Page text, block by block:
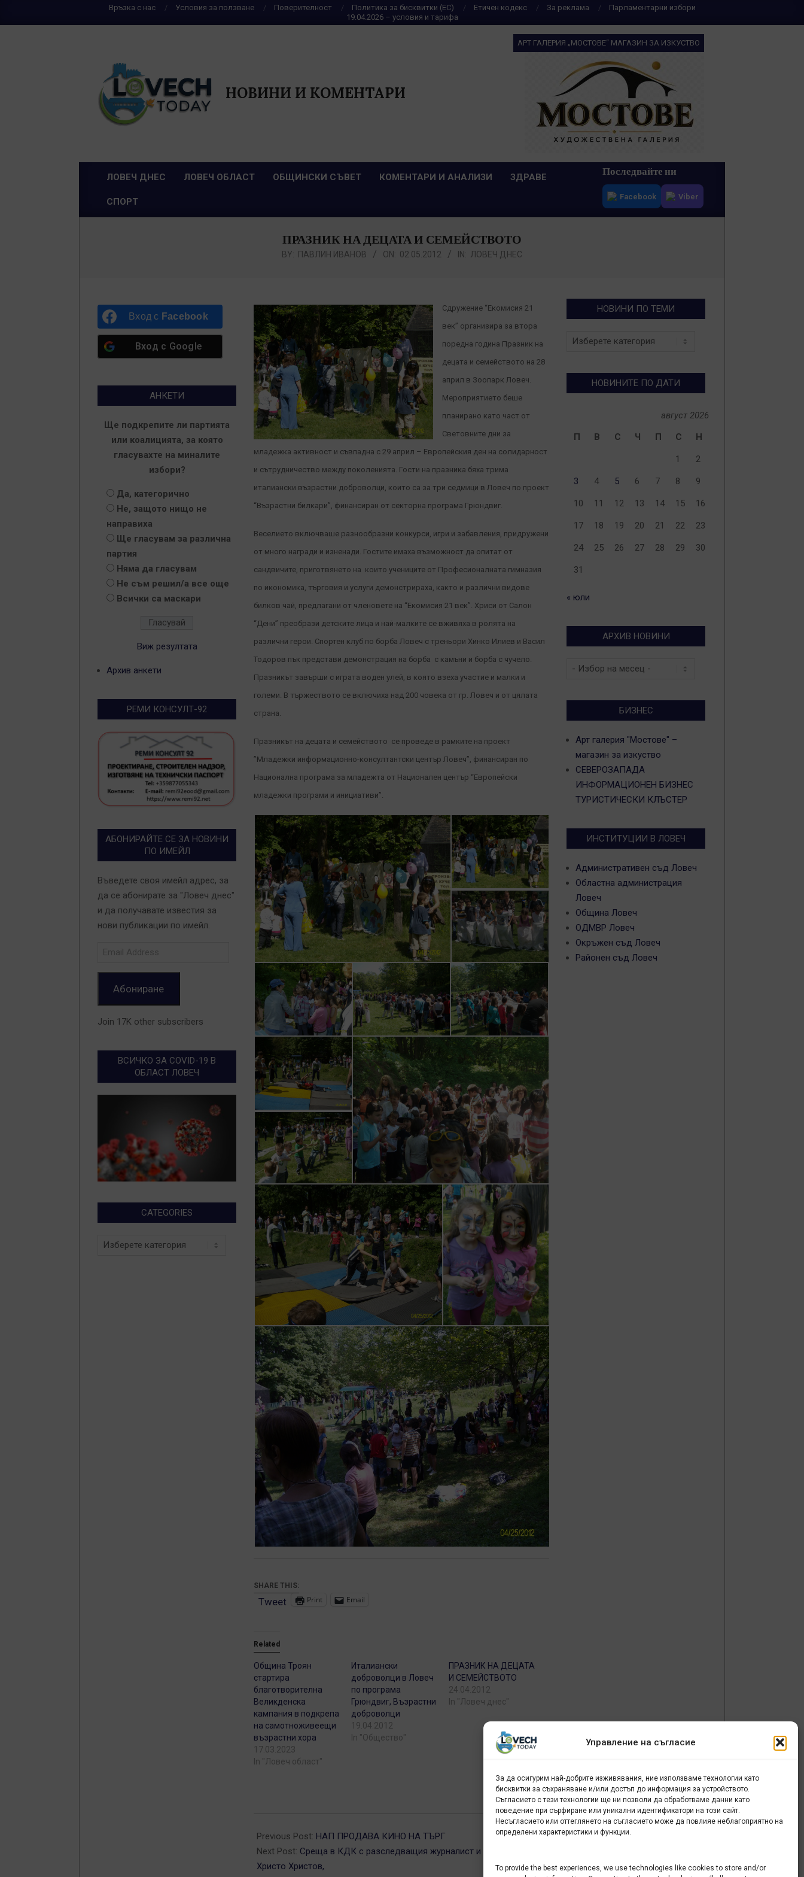
Управление на съгласие
За да осигурим най-добрите изживявания, ние използваме технологии като
бисквитки за съхраняване и/или достъп до информация за устройството.
Съгласието с тези технологии ще ни позволи да обработваме данни като
поведение при сърфиране или уникални идентификатори на този сайт.
Несъгласието или оттеглянето на съгласието може да повлияе неблагоприятно на
определени характеристики и функции.
To provide the best experiences, we use technologies like cookies to store and/or
Връзка с нас Условия за ползване Поверителност Политика за бисквитки (ЕС) Етичен кодекс За реклама
Парламентарни избори
19.04.2026 – условия и тарифа
НОВИНИ И КОМЕНТАРИ
АРТ ГАЛЕРИЯ „МОСТОВЕ“ МАГАЗИН ЗА ИЗКУСТВО
Primary
ЛОВЕЧ ДНЕС ЛОВЕЧ ОБЛАСТ ОБЩИНСКИ СЪВЕТ КОМЕНТАРИ И АНАЛИЗИ ЗДРАВЕ
СПОРТ
Последвайте ни
Facebook Viber
ПРАЗНИК НА ДЕЦАТА И СЕМЕЙСТВОТО
BY: ПАВЛИН ИВАНОВ ON: 02.05.2012 IN: ЛОВЕЧ ДНЕС
Сдружение “Екомисия 21
век” организира за втора
поредна година Празник на
децата и семейството на 28
април в Зоопарк Ловеч.
Мероприятието беше
планирано като част от
Световните дни за
младежка активност и съвпадна с 29 април – Европейския ден на солидарност
и сътрудничество между поколенията. Гости на празника бяха трима
италиански възрастни доброволци, които са за три седмици в Ловеч по проект
“Възрастни билкари”, финансиран от секторна програма Грюндвиг.
Веселието включваше разнообразни конкурси, игри и забавления, придружени
от много награди и изненади. Гостите имаха възможност да опитат от
сандвичите, приготвянето на които учениците от Професионалната гимназия
по икономика, търговия и услуги демонстрираха, както и различни видове
билков чай, предлагани от членовете на “Екомисия 21 век”. Хриси от Салон
“Дени” преобрази детските лица и най-малките се вживяха в ролята на
различни герои. Спортен клуб по борба Ловеч с треньори Хинко Илиев и Васил
Тодоров пък представи демонстрация на борба с камъни и борба с чучело.
Празникът завърши с играта воден улей, в която взеха участие и малки и
големи. В тържеството се включиха над 200 човека от гр. Ловеч и от цялата
страна.
Празникът на децата и семейството се проведе в рамките на проект
”Младежки информационно-консултантски център Ловеч”, финансиран по
Национална програма за младежта от Национален център “Европейски
младежки програми и инициативи”.
SHARE THIS:
Tweet Print Email
Related
Община Троян
стартира
благотворителна
Великденска
кампания в подкрепа
на самотноживеещи
възрастни хора
17.03.2023
In "Ловеч област"
Италиански
доброволци в Ловеч
по програма
Грюндвиг, Възрастни
доброволци
19.04.2012
In "Общество"
ПРАЗНИК НА ДЕЦАТА
И СЕМЕЙСТВОТО
24.04.2012
In "Ловеч днес"
05-
02
Previous Post: НАП ПРОДАВА КИНО НА ТЪРГ
Next Post: Среща в КДК с разследващия журналист и писател
Христо Христов,
Вход с Facebook
Вход с Google
АНКЕТИ
Ще подкрепите ли партията
или коалицията, за която
гласувахте на миналите
избори?
Да, категорично
Не, защото нищо не
направиха
Ще гласувам за различна
партия
Няма да гласувам
Не съм решил/а все още
Всички са маскари
Виж резултата
Архив анкети
РЕМИ КОНСУЛТ-92
АБОНИРАЙТЕ СЕ ЗА НОВИНИ
ПО ИМЕЙЛ
Въведете своя имейл адрес, за
да се абонирате за "Ловеч днес"
и да получавате известия за
нови публикации по имейл.
Абониране
Join 17K other subscribers
ВСИЧКО ЗА COVID-19 В
ОБЛАСТ ЛОВЕЧ
CATEGORIES
Categories
НОВИНИ ПО ТЕМИ
Новини
НОВИНИТЕ ПО ДАТИ
август 2026
П
В С Ч П С Н
1 2
3 4 5 6 7 8 9
10 11 12 13 14 15 16
17 18 19 20 21 22 23
24 25 26 27 28 29 30
31
« юли
АРХИВ НОВИНИ
Архив
БИЗНЕС
Арт галерия "Мостове" –
магазин за изкуство
СЕВЕРОЗАПАДА
ИНФОРМАЦИОНЕН БИЗНЕС
ТУРИСТИЧЕСКИ КЛЪСТЕР
ИНСТИТУЦИИ В ЛОВЕЧ
Административен съд Ловеч
Областна администрация
Ловеч
Община Ловеч
ОДМВР Ловеч
Окръжен съд Ловеч
Районен съд Ловеч